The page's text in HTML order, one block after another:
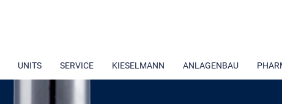
UNITS SERVICE KIESELMANN ANLAGENBAU